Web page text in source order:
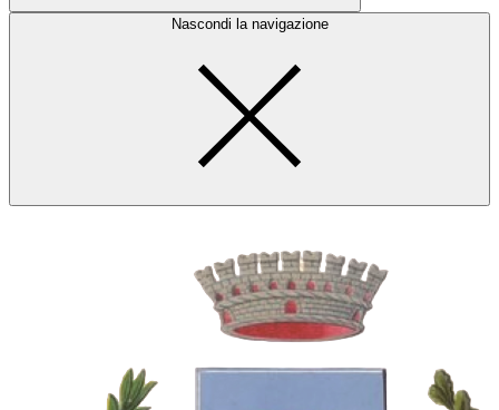
Nascondi la navigazione